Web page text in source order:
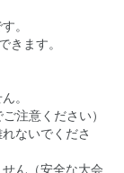
。
きます。
。
注意ください）
ないでくださ
ん（安全な大会